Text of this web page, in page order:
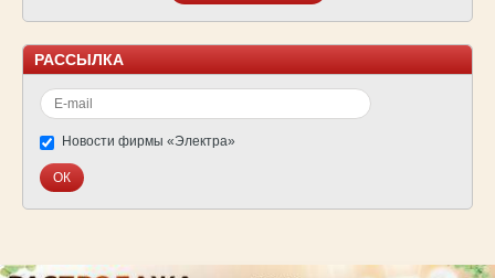
РАССЫЛКА
Новости фирмы «Электра»